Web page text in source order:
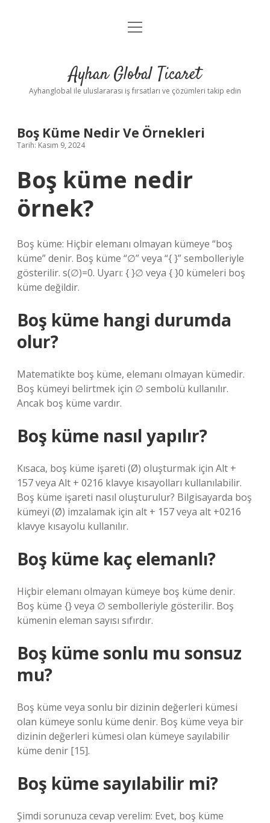
Anasayfa
Yasal Uyarı
menüyü
Ayhan Global Ticaret
Ayhanglobal ile uluslararası iş fırsatları ve çözümleri takip edin
Boş Küme Nedir Ve Örnekleri
Tarih: Kasım 9, 2024
Boş küme nedir
örnek?
Boş küme: Hiçbir elemanı olmayan kümeye “boş
küme” denir. Boş küme “∅” veya “{ }” sembolleriyle
gösterilir. s(∅)=0. Uyarı: { }∅ veya { }0 kümeleri boş
küme değildir.
Boş küme hangi durumda
olur?
Matematikte boş küme, elemanı olmayan kümedir.
Boş kümeyi belirtmek için ∅ sembolü kullanılır.
Ancak boş küme vardır.
Boş küme nasıl yapılır?
Kısaca, boş küme işareti (Ø) oluşturmak için Alt +
157 veya Alt + 0216 klavye kısayolları kullanılabilir.
Boş küme işareti nasıl oluşturulur? Bilgisayarda boş
kümeyi (Ø) imzalamak için alt + 157 veya alt +0216
klavye kısayolu kullanılır.
Boş küme kaç elemanlı?
Hiçbir elemanı olmayan kümeye boş küme denir.
Boş küme {} veya ∅ sembolleriyle gösterilir. Boş
kümenin eleman sayısı sıfırdır.
Boş küme sonlu mu sonsuz
mu?
Boş küme veya sonlu bir dizinin değerleri kümesi
olan kümeye sonlu küme denir. Boş küme veya bir
dizinin değerleri kümesi olan kümeye sayılabilir
küme denir [15].
Boş küme sayılabilir mi?
Şimdi sorunuza cevap verelim: Evet, boş küme